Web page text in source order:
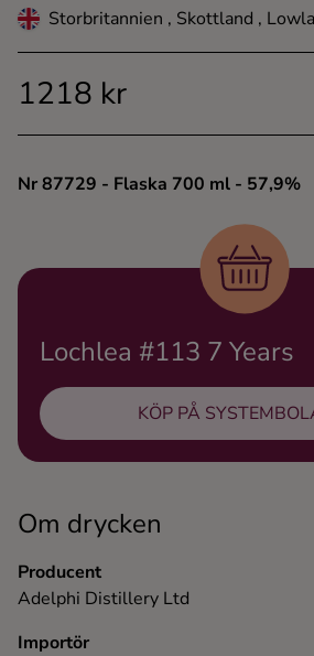
Tequila
Storbritannien , Skottland ,
1218 kr
Nr 87729 - Flaska 700 ml - 57,9%
Om drycken
Producent
Adelphi Distillery Ltd
Importör
Lochlea #113 7 Years
KÖP PÅ